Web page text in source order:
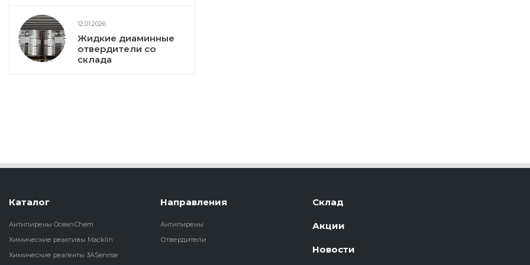
12.01.2026
Жидкие диаминные
отвердители со
склада
Каталог
Антипирены OceanСhem
Химические реактивы Macklin
Химические реагенты 3ASenrise
Направления
Антипирены
Отвердители
Склад
Акции
Новости